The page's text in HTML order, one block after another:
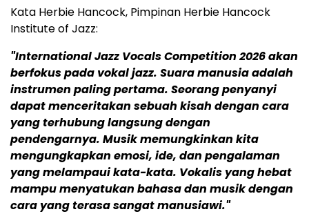
Kata Herbie Hancock, Pimpinan Herbie Hancock
Institute of Jazz:
"International Jazz Vocals Competition 2026 akan
berfokus pada vokal jazz. Suara manusia adalah
instrumen paling pertama. Seorang penyanyi
dapat menceritakan sebuah kisah dengan cara
yang terhubung langsung dengan
pendengarnya. Musik memungkinkan kita
mengungkapkan emosi, ide, dan pengalaman
yang melampaui kata-kata. Vokalis yang hebat
mampu menyatukan bahasa dan musik dengan
cara yang terasa sangat manusiawi."